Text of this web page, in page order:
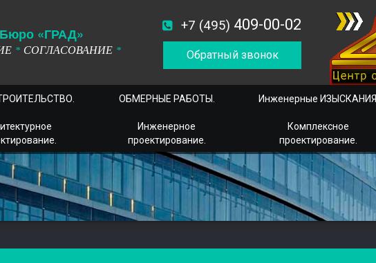
Бюро «ГРАД»
* СОГЛАСОВАНИЕ *
+7 (495) 409-00-02
Обратный звонок
ОБМЕРНЫЕ РАБОТЫ. Инженерные ИЗЫСКАНИЯ.
Инженерное
проектирование.
Комплексное
проектирование.